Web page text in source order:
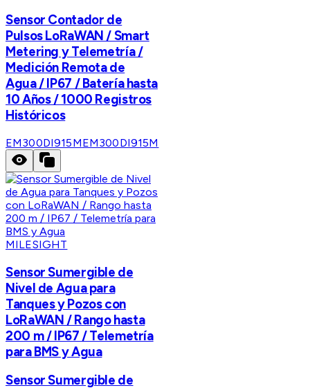
Sensor Contador de
Pulsos LoRaWAN / Smart
Metering y Telemetría /
Medición Remota de
Agua / IP67 / Batería hasta
10 Años / 1000 Registros
Históricos
EM300DI915MEM300DI915M
MILESIGHT
Sensor Sumergible de
Nivel de Agua para
Tanques y Pozos con
LoRaWAN / Rango hasta
200 m / IP67 / Telemetría
para BMS y Agua
Sensor Sumergible de